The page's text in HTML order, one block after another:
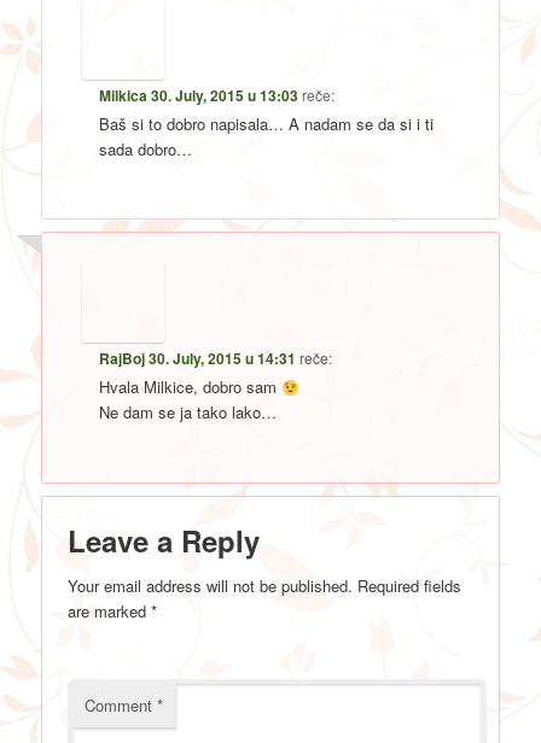
Milkica30. July, 2015 u 13:03reče:
Baš si to dobro napisala… A nadam se da si i ti
sada dobro…
RajBoj30. July, 2015 u 14:31 reče:
Hvala Milkice, dobro sam
Ne dam se ja tako lako…
Leave a Reply
Your email address will not be published. Required fields
are marked*
Comment*